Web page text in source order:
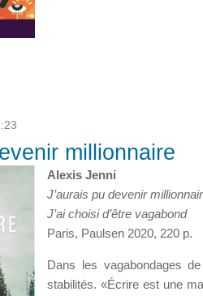
millionnaire
Alexis Jenni
J’aurais pu devenir
J’ai choisi d’être vagabond
Paris, Paulsen 2020, 220 p.
Dans les vagabondages
stabilités. «Écrire est une